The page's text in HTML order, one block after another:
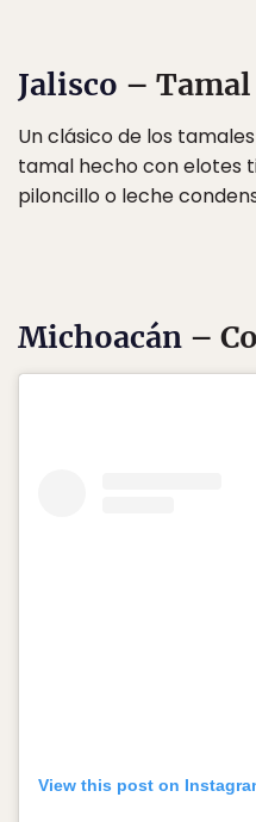
Jalisco –
Un clásico de los
tamal hecho con elotes
piloncillo o leche
Michoacán –
View this post on